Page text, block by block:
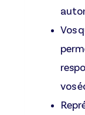
Vos
vos